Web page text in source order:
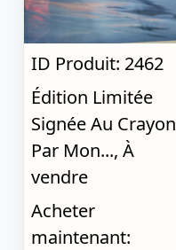
ID Produit: 2462
Édition Limitée
Signée Au Crayon
Par Mon..., À
vendre
Acheter
maintenant: